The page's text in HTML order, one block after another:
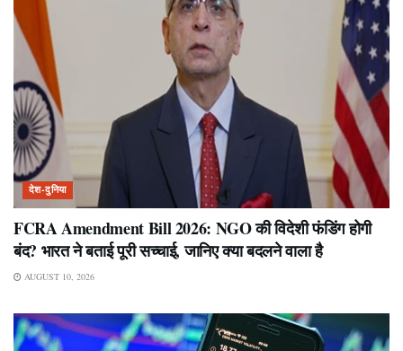
देश-दुनिया
FCRA Amendment Bill 2026: NGO की विदेशी फंडिंग होगी
बंद? भारत ने बताई पूरी सच्चाई, जानिए क्या बदलने वाला है
AUGUST 10, 2026